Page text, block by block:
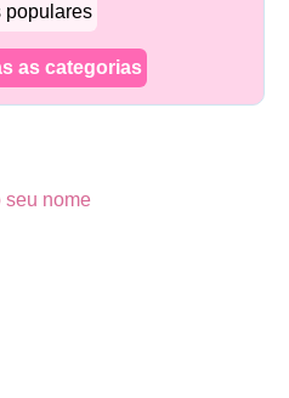
populares
as categorias
seu nome